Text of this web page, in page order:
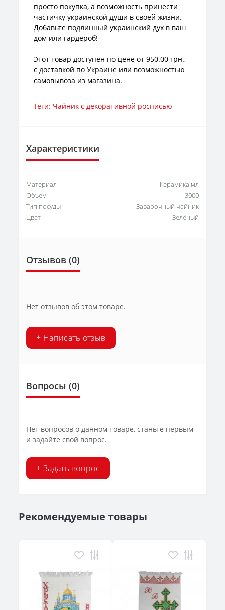
просто покупка, а возможность принести
частичку украинской души в своей жизни.
Добавьте подлинный украинский дух в ваш
дом или гардероб!
Этот товар доступен по цене от 950.00 грн.,
с доставкой по Украине или возможностью
самовывоза из магазина.
Теги: Чайник с декоративной росписью
Характеристики
Материал
Керамика мл
Объем
3000
Тип посуды
Заварочный чайник
Цвет
Зелёный
Отзывов (0)
Нет отзывов об этом товаре.
+ Написать отзыв
Вопросы (0)
Нет вопросов о данном товаре, станьте первым
и задайте свой вопрос.
+ Задать вопрос
Рекомендуемые товары